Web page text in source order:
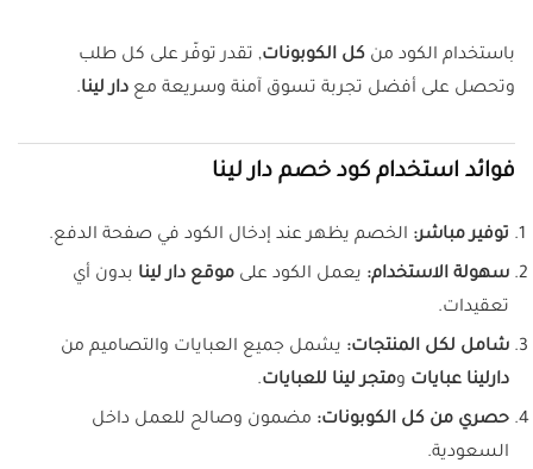
باستخدام الكود من كل الكوبونات, تقدر توفّر على كل طلب
وتحصل على أفضل تجربة تسوق آمنة وسريعة مع دار لينا.
فوائد استخدام كود خصم دار لينا
توفير مباشر: الخصم يظهر عند إدخال الكود في صفحة الدفع.
سهولة الاستخدام: يعمل الكود على موقع دار لينا بدون أي
تعقيدات.
شامل لكل المنتجات: يشمل جميع العبايات والتصاميم من
دارلينا عبايات ومتجر لينا للعبايات.
حصري من كل الكوبونات: مضمون وصالح للعمل داخل
السعودية.